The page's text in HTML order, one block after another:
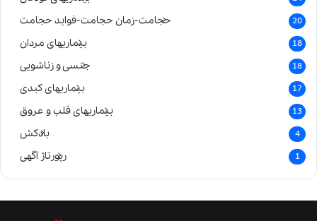
حجامت-زمان حجامت-فواید حجامت 20
بیماریهای مردان 18
جنسی و زناشویی 18
بیماریهای کبدی 17
بیماریهای قلب و عروق 13
بادکش 4
رپورتاژ آگهی 1